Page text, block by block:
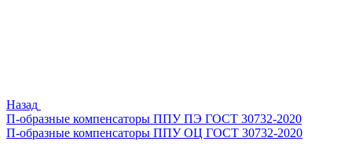
Назад
П-образные компенсаторы ППУ ПЭ ГОСТ 30732-2020
П-образные компенсаторы ППУ ОЦ ГОСТ 30732-2020